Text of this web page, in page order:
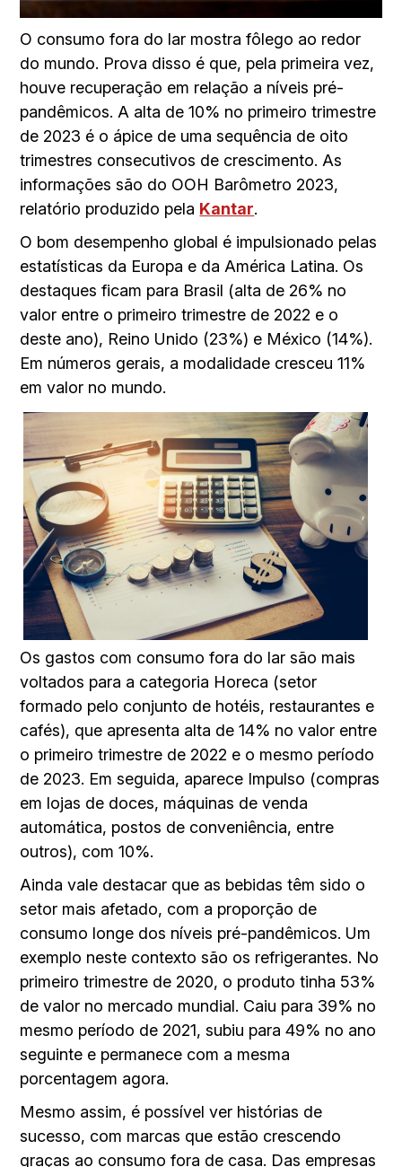
O consumo fora do lar mostra fôlego ao redor
do mundo. Prova disso é que, pela primeira vez,
houve recuperação em relação a níveis pré-
pandêmicos. A alta de 10% no primeiro trimestre
de 2023 é o ápice de uma sequência de oito
trimestres consecutivos de crescimento. As
informações são do OOH Barômetro 2023,
relatório produzido pela Kantar.
O bom desempenho global é impulsionado pelas
estatísticas da Europa e da América Latina. Os
destaques ficam para Brasil (alta de 26% no
valor entre o primeiro trimestre de 2022 e o
deste ano), Reino Unido (23%) e México (14%).
Em números gerais, a modalidade cresceu 11%
em valor no mundo.
Os gastos com consumo fora do lar são mais
voltados para a categoria Horeca (setor
formado pelo conjunto de hotéis, restaurantes e
cafés), que apresenta alta de 14% no valor entre
o primeiro trimestre de 2022 e o mesmo período
de 2023. Em seguida, aparece Impulso (compras
em lojas de doces, máquinas de venda
automática, postos de conveniência, entre
outros), com 10%.
Ainda vale destacar que as bebidas têm sido o
setor mais afetado, com a proporção de
consumo longe dos níveis pré-pandêmicos. Um
exemplo neste contexto são os refrigerantes. No
primeiro trimestre de 2020, o produto tinha 53%
de valor no mercado mundial. Caiu para 39% no
mesmo período de 2021, subiu para 49% no ano
seguinte e permanece com a mesma
porcentagem agora.
Mesmo assim, é possível ver histórias de
sucesso, com marcas que estão crescendo
graças ao consumo fora de casa. Das empresas